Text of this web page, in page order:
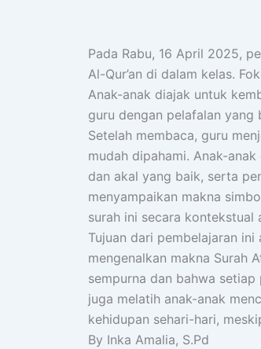
Pada Rabu, 16 April 2025,
Al-Qur’an di dalam kelas.
Anak-anak diajak untuk
guru dengan pelafalan yang
Setelah membaca, guru
mudah dipahami. Anak-
dan akal yang baik, serta
menyampaikan makna
surah ini secara kontekstual
Tujuan dari pembelajaran
mengenalkan makna Surah
sempurna dan bahwa
juga melatih anak-anak
kehidupan sehari-hari,
By Inka Amalia, S.Pd